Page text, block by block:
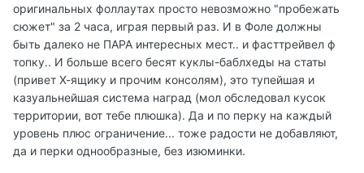
оригинальных фоллаутах просто невозможно "пробежать
сюжет" за 2 часа, играя первый раз. И в Фоле должны
быть далеко не ПАРА интересных мест.. и фасттрейвел ф
топку.. И больше всего бесят куклы-баблхеды на статы
(привет Х-ящику и прочим консолям), это тупейшая и
казуальнейшая система наград (мол обследовал кусок
территории, вот тебе плюшка). Да и по перку на каждый
уровень плюс ограничение... тоже радости не добавляют,
да и перки однообразные, без изюминки.